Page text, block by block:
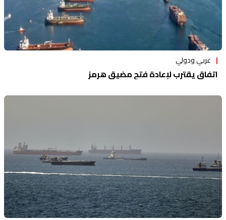
عربي ودولي
اتفاق يقترب لإعادة فتح مضيق هرمز